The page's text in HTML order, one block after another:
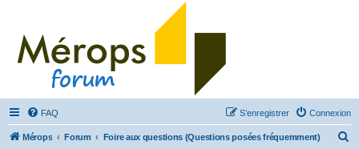
FAQ Connexion
S’enregistrer
Mérops Forum Foire aux questions (Questions posées fréquemment)